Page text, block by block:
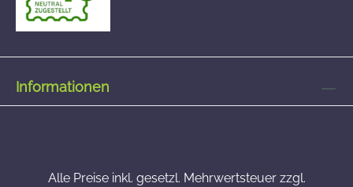
Informationen
Alle Preise inkl. gesetzl. Mehrwertsteuer zzgl.